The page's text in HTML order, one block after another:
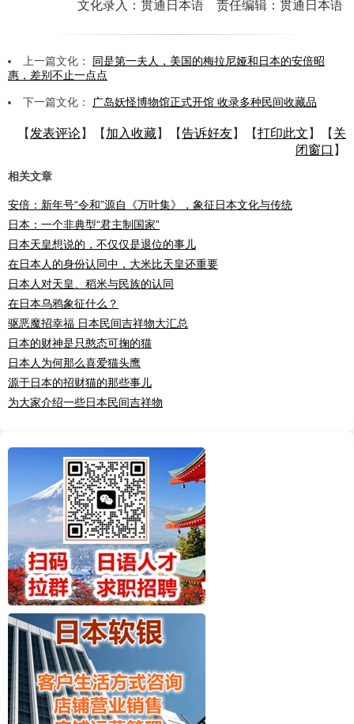
文化录入：贯通日本语 责任编辑：贯通日本语
上一篇文化： 同是第一夫人，美国的梅拉尼娅和日本的安倍昭
惠，差别不止一点点
下一篇文化： 广岛妖怪博物馆正式开馆 收录多种民间收藏品
【 发表评论】【 加入收藏】【告诉好友】【打印此文 】【 关
闭窗口 】
相关文章
安倍：新年号“令和”源自《万叶集》，象征日本文化与传统
日本：一个非典型“君主制国家”
日本天皇想说的，不仅仅是退位的事儿
在日本人的身份认同中，大米比天皇还重要
日本人对天皇、稻米与民族的认同
在日本乌鸦象征什么？
驱恶魔招幸福 日本民间吉祥物大汇总
日本的财神是只憨态可掬的猫
日本人为何那么喜爱猫头鹰
源于日本的招财猫的那些事儿
为大家介绍一些日本民间吉祥物